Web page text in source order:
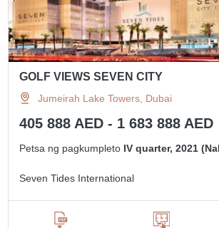
GOLF VIEWS SEVEN CITY
Jumeirah Lake Towers, Dubai
405 888 AED - 1 683 888 AED
Petsa ng pagkumpleto IV quarter, 2021
Seven Tides International